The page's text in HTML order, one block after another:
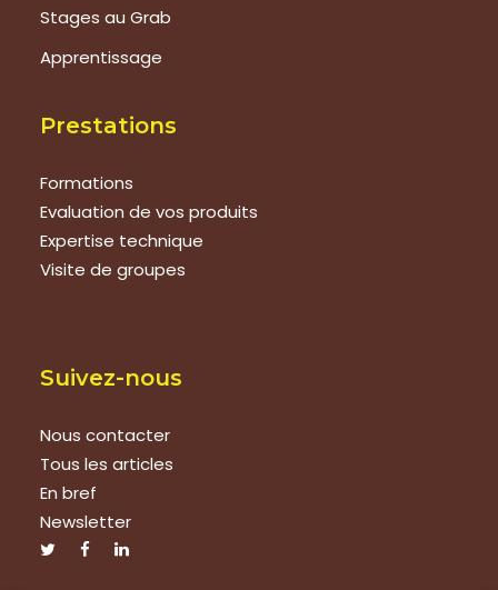
Stages au Grab
Apprentissage
Prestations
Formations
Evaluation de vos produits
Expertise technique
Visite de groupes
Suivez-nous
Nous contacter
Tous les articles
En bref
Newsletter